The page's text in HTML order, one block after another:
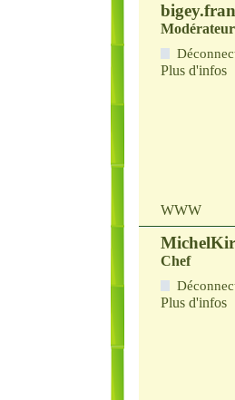
Modérateur
Plus d'infos
WWW
Chef
Plus d'infos